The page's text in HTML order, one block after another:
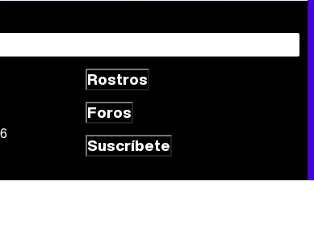
Rostros
Foros
Suscríbete